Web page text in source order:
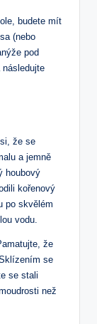
budete mít
(nebo
pod
že se
a jemně
houbový
kořenový
po skvělém
vodu.
že
se
se stali
než